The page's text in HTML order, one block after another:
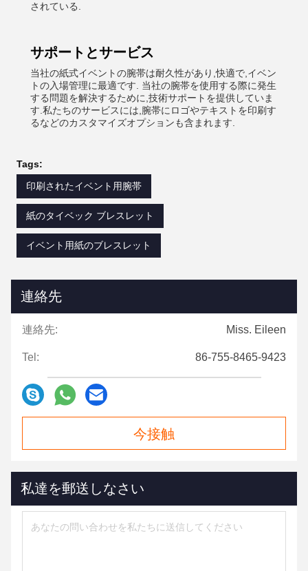
されている.
サポートとサービス
当社の紙式イベントの腕帯は耐久性があり,快適で,イベン
トの入場管理に最適です. 当社の腕帯を使用する際に発生
する問題を解決するために,技術サポートを提供していま
す.私たちのサービスには,腕帯にロゴやテキストを印刷す
るなどのカスタマイズオプションも含まれます.
Tags:
印刷されたイベント用腕帯
紙のタイベック ブレスレット
イベント用紙のブレスレット
連絡先
連絡先: Miss. Eileen
Tel: 86-755-8465-9423
今接触
私達を郵送しなさい